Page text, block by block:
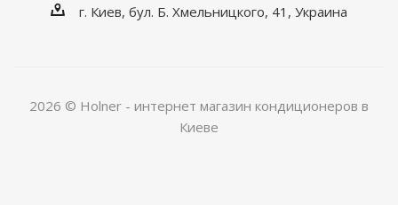
г. Киев, бул. Б. Хмельницкого, 41, Украина
2026 © Holner - интернет магазин кондиционеров в
Киеве